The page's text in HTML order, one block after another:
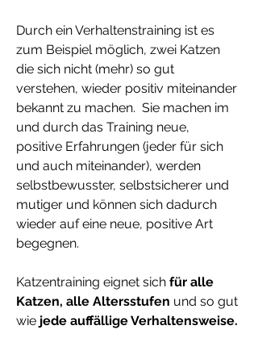
Durch ein Verhaltenstraining ist es
zum Beispiel möglich, zwei Katzen
die sich nicht (mehr) so gut
verstehen, wieder positiv miteinander
bekannt zu machen. Sie machen im
und durch das Training neue,
positive Erfahrungen (jeder für sich
und auch miteinander), werden
selbstbewusster, selbstsicherer und
mutiger und können sich dadurch
wieder auf eine neue, positive Art
begegnen.
Katzentraining eignet sich für alle
Katzen, alle Altersstufen und so gut
wie jede auffällige Verhaltensweise.